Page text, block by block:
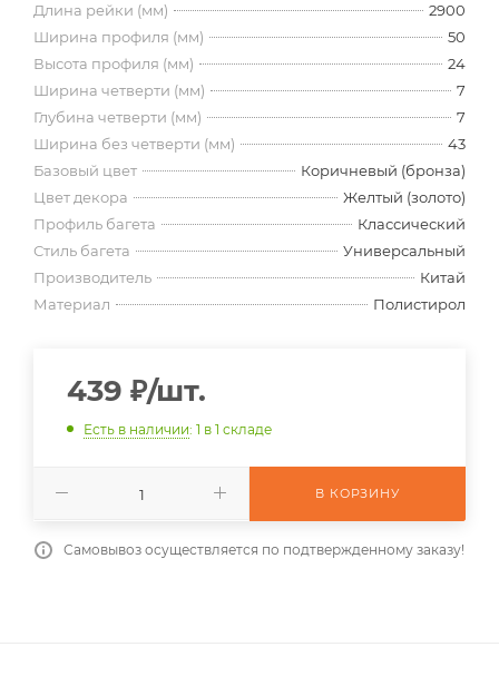
Длина рейки (мм)
2900
Ширина профиля (мм)
50
Высота профиля (мм)
24
Ширина четверти (мм)
7
Глубина четверти (мм)
7
Ширина без четверти (мм)
43
Базовый цвет
Коричневый (бронза)
Цвет декора
Желтый (золото)
Профиль багета
Классический
Стиль багета
Универсальный
Производитель
Китай
Материал
Полистирол
439 ₽/шт.
Есть в наличии: 1 в 1 складе
В КОРЗИНУ
Самовывоз осуществляется по подтвержденному заказу!